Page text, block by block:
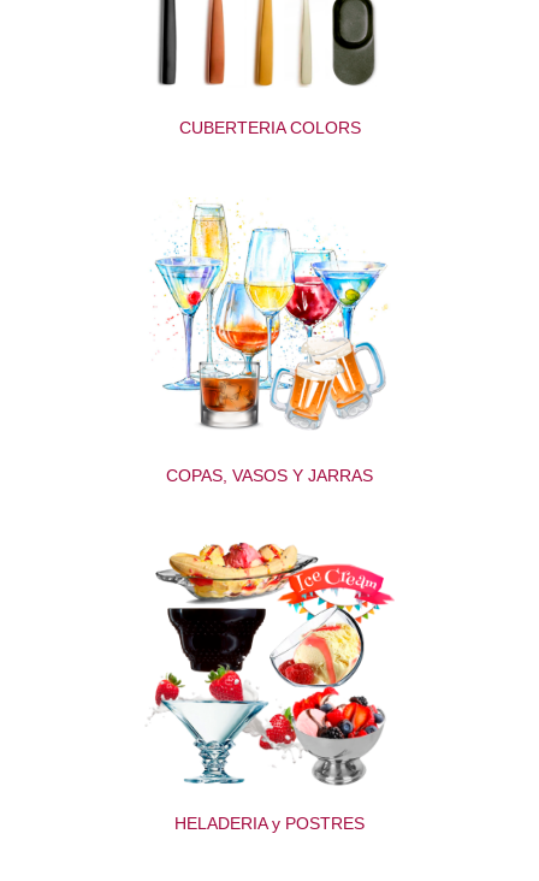
CUBERTERIA COLORS
COPAS, VASOS Y JARRAS
HELADERIA y POSTRES